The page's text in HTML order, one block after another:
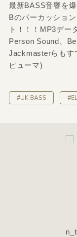
最新BASS音響を
Bのパーカッショ
ト！！！MP3デー
Person Sound、
Jackmasterらもす
ピューマ)
#UK BASS